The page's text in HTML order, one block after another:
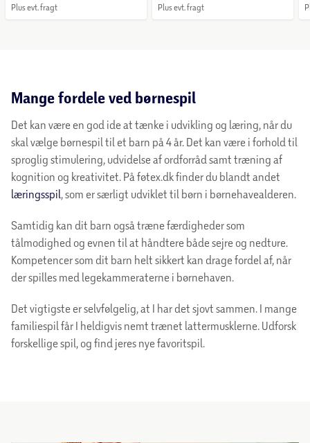
Plus evt. fragt Plus evt. fragt
Mange fordele ved børnespil
Det kan være en god ide at tænke i udvikling og læring, når du
skal vælge børnespil til et barn på 4 år. Det kan være i forhold til
sproglig stimulering, udvidelse af ordforråd samt træning af
kognition og kreativitet. På føtex.dk finder du blandt andet
læringsspil , som er særligt udviklet til børn i børnehavealderen.
Samtidig kan dit barn også træne færdigheder som
tålmodighed og evnen til at håndtere både sejre og nedture.
Kompetencer som dit barn helt sikkert kan drage fordel af, når
der spilles med legekammeraterne i børnehaven.
Det vigtigste er selvfølgelig, at I har det sjovt sammen. I mange
familiespil får I heldigvis nemt trænet lattermusklerne. Udforsk
forskellige spil, og find jeres nye favoritspil.